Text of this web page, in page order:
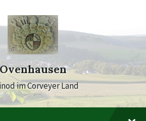
im Corveyer Land